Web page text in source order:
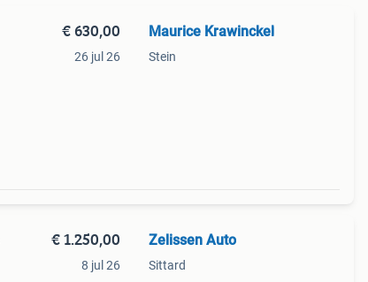
€ 630,00
26 jul 26
Maurice Krawinckel
Stein
€ 1.250,00
8 jul 26
Zelissen Auto
Sittard